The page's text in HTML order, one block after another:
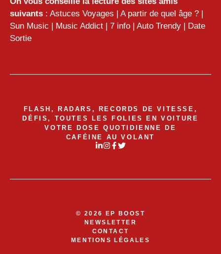
suivants : Astuces Voyages | A partir de quel âge ? |
Sun Music | Music Addict | 7 info | Auto Trendy | Date
Sortie
FLASH, RADARS, RECORDS DE VITESSE,
DÉFIS, TOUTES LES FOLIES EN VOITURE
VOTRE DOSE QUOTIDIENNE DE
CAFÉINE AU VOLANT
© 2026 EP BOOST
NEWSLETTER
CONTACT
MENTIONS LÉGALES